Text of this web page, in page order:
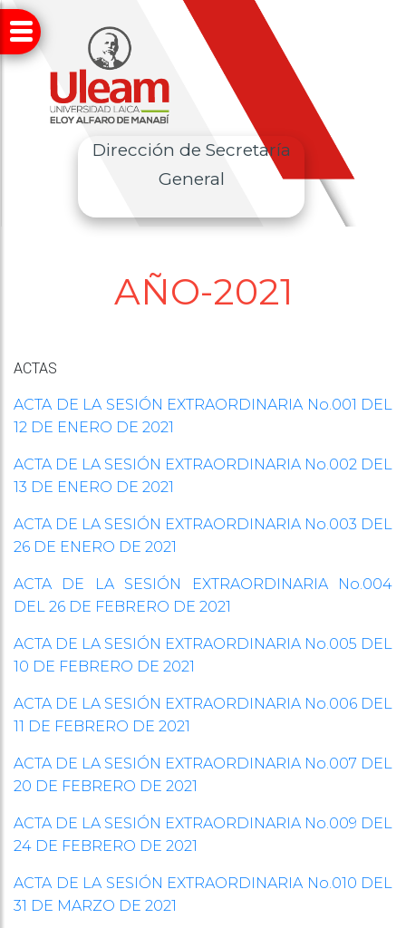
Dirección de Secretaría
General
AÑO-2021
ACTAS
ACTA DE LA SESIÓN EXTRAORDINARIA No.001 DEL
12 DE ENERO DE 2021
ACTA DE LA SESIÓN EXTRAORDINARIA No.002 DEL
13 DE ENERO DE 2021
ACTA DE LA SESIÓN EXTRAORDINARIA No.003 DEL
26 DE ENERO DE 2021
ACTA DE LA SESIÓN EXTRAORDINARIA No.004
DEL 26 DE FEBRERO DE 2021
ACTA DE LA SESIÓN EXTRAORDINARIA No.005 DEL
10 DE FEBRERO DE 2021
ACTA DE LA SESIÓN EXTRAORDINARIA No.006 DEL
11 DE FEBRERO DE 2021
ACTA DE LA SESIÓN EXTRAORDINARIA No.007 DEL
20 DE FEBRERO DE 2021
ACTA DE LA SESIÓN EXTRAORDINARIA No.009 DEL
24 DE FEBRERO DE 2021
ACTA DE LA SESIÓN EXTRAORDINARIA No.010 DEL
31 DE MARZO DE 2021